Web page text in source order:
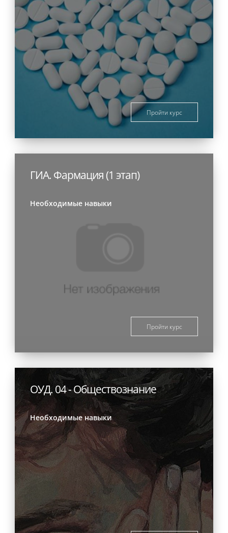
Пройти курс
ГИА. Фармация (1 этап)
Необходимые навыки
Пройти курс
ОУД. 04 - Обществознание
Необходимые навыки